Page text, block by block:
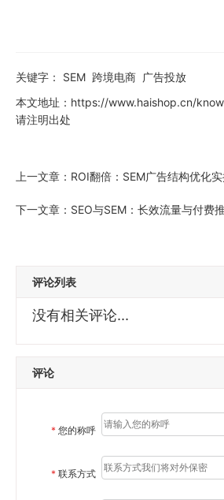
关键字： SEM 跨境电商 广告投放
本文地址： https://www.haishop.cn/
请注明出处
上一文章： ROI翻倍：SEM广告结构优化
下一文章： SEO与SEM：长效流量与付费
评论列表
没有相关评论...
评论
* 您的称呼
* 联系方式